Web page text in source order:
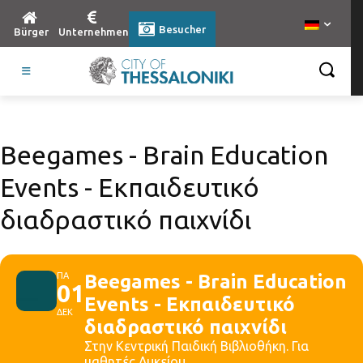
Bürger Unternehmen Besucher
Βeegames - Brain Education
Events - Εκπαιδευτικό
διαδραστικό παιχνίδι
ΠΑ
01
ΔΕΚ
Βeegames - Brain Education
Events - Εκπαιδευτικό
διαδραστικό παιχνίδι
Στην Κεντρική Παιδική Βιβλιοθήκη. Για